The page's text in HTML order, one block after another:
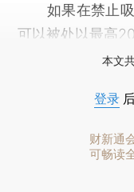
如果在禁止吸
可以被处以最高
本文
登录
财新通
可畅读